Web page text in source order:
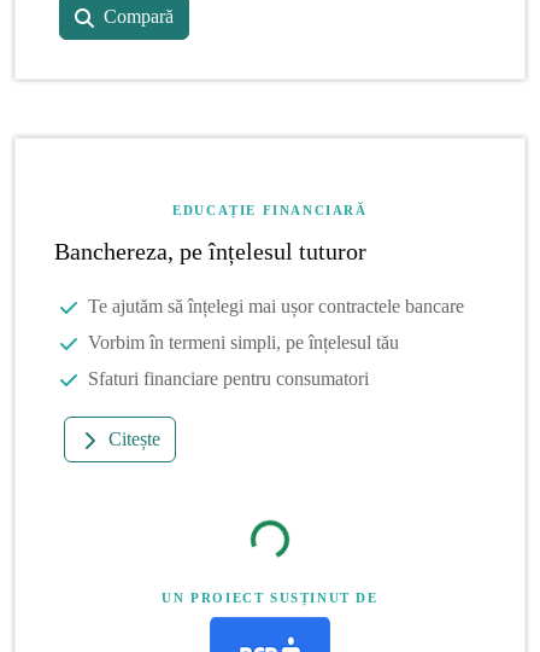
Compară
EDUCAȚIE FINANCIARĂ
Banchereza, pe înțelesul tuturor
Te ajutăm să înțelegi mai ușor contractele bancare
Vorbim în termeni simpli, pe înțelesul tău
Sfaturi financiare pentru consumatori
Citește
UN PROIECT SUSȚINUT DE